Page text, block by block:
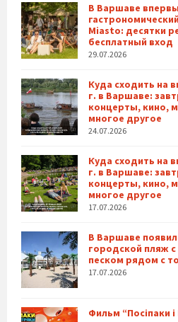
В Варшаве
Miasto: десятки
бесплатный вход
29.07.2026
Куда сходить на
г. в Варшаве:
концерты, кино,
многое другое
24.07.2026
Куда сходить на
г. в Варшаве:
концерты, кино,
многое другое
17.07.2026
В Варшаве
городской пляж
песком рядом с
17.07.2026
Фильм “Посіпаки